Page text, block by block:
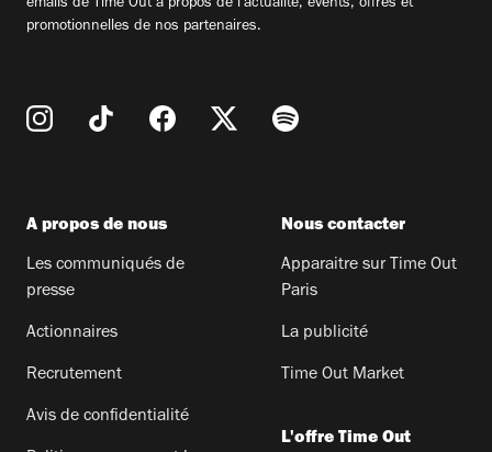
emails de Time Out à propos de l'actualité, évents, offres et
promotionnelles de nos partenaires.
A propos de nous
Les communiqués de
presse
Actionnaires
Recrutement
Avis de confidentialité
Nous contacter
Apparaitre sur Time Out
Paris
La publicité
Time Out Market
L'offre Time Out